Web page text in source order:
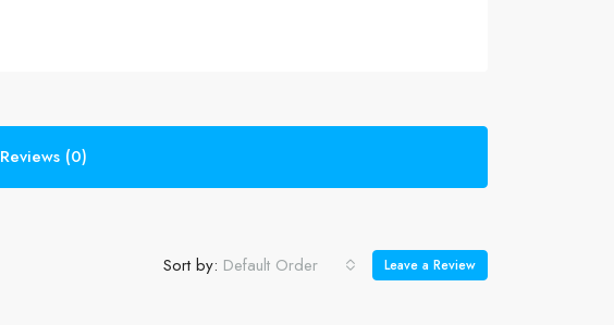
Reviews (0)
Sort by: Default Order Leave a Review